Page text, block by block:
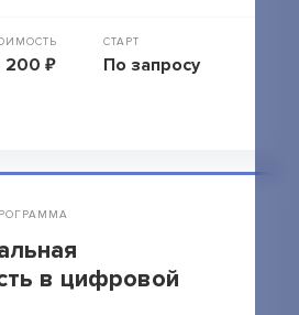
200 ₽
СТАРТ
По запросу
в цифровой